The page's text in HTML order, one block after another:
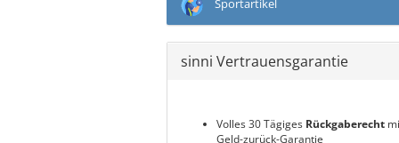
Sportartikel
sinni Vertrauensgarantie
Volles 30 Tägiges Rückgaberecht
Geld-zurück-Garantie